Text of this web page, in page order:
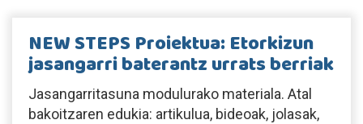
NEW STEPS Proiektua: Etorkizun
jasangarri baterantz urrats berriak
Jasangarritasuna modulurako materiala. Atal
bakoitzaren edukia: artikulua, bideoak, jolasak,